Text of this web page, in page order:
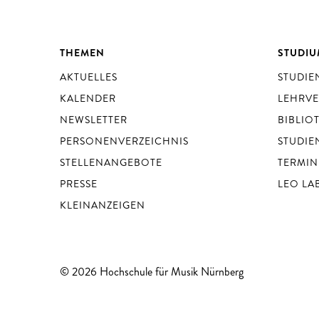
THEMEN
AKTUELLES
KALENDER
NEWSLETTER
PERSONENVERZEICHNIS
STELLENANGEBOTE
PRESSE
KLEINANZEIGEN
LEO
© 2026 Hochschule für Musik Nürnberg